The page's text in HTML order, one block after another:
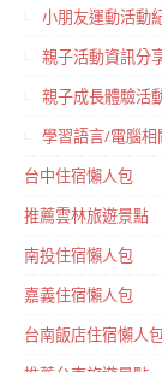
小朋友運動活動
親子活動資訊分
親子成長體驗活
學習語言/電腦相
台中住宿懶人包
推薦雲林旅遊景點
南投住宿懶人包
嘉義住宿懶人包
台南飯店住宿懶人